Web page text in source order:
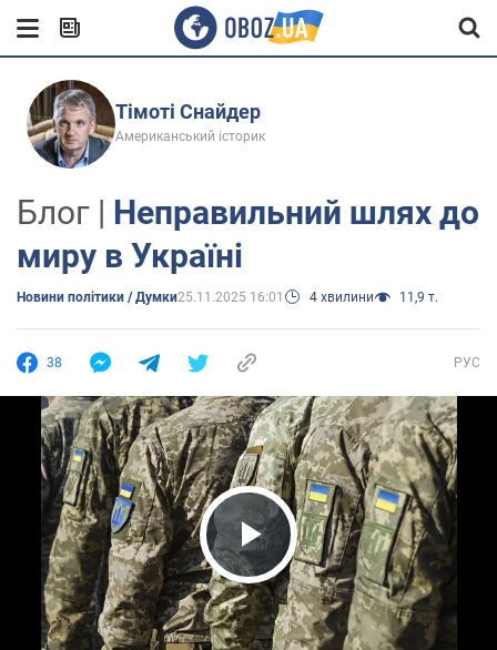
Тімоті Снайдер
Американський історик
Блог | Неправильний шлях до
миру в Україні
Новини політики / Думки25.11.2025 16:01 4 хвилини 11,9 т.
38 РУС
Play Video